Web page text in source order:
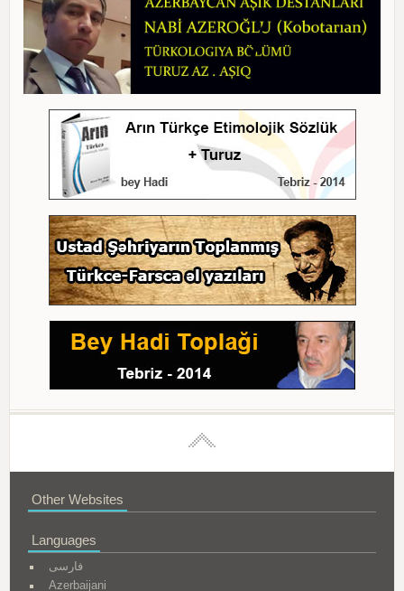
Other Websites
Languages
فارسی
Azerbaijani